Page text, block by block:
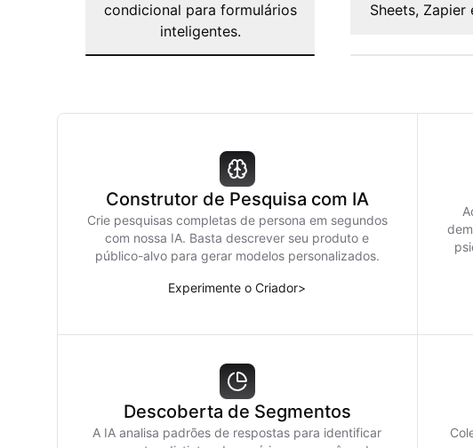
condicional para formulários
inteligentes.
Sheets, Zapier
Construtor de Pesquisa com IA
Crie pesquisas completas de persona em segundos
com nossa IA. Basta descrever seu produto e
público-alvo para gerar modelos personalizados.
Experimente o Criador>
Descoberta de Segmentos
A IA analisa padrões de respostas para identificar